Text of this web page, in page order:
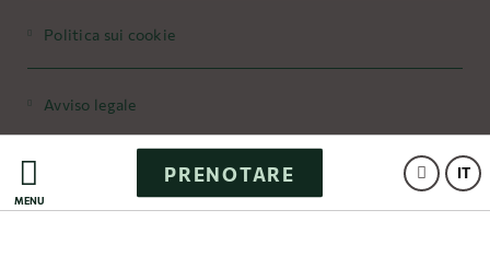
MENÙ
IT
PRENOTARE
Politica sui cookie
Avviso legale